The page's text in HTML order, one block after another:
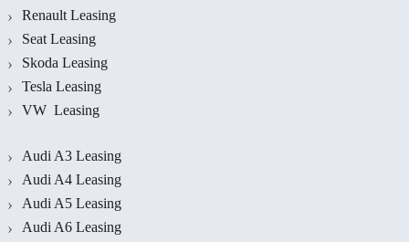
Renault Leasing
Seat Leasing
Skoda Leasing
Tesla Leasing
VW Leasing
Audi A3 Leasing
Audi A4 Leasing
Audi A5 Leasing
Audi A6 Leasing